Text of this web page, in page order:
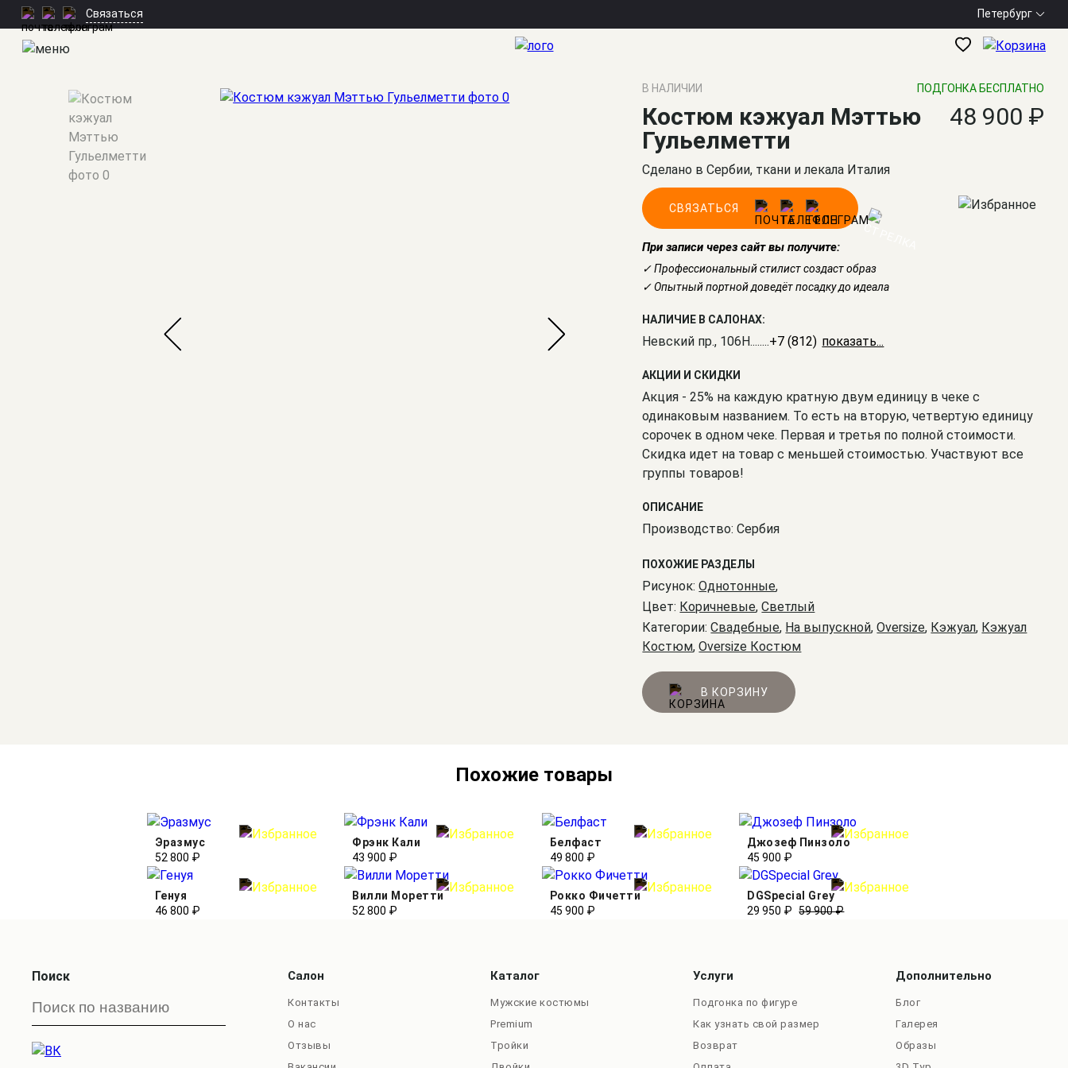
Связаться Петербург
Мужские костюмы
В НАЛИЧИИ ПОДГОНКА БЕСПЛАТНО
Костюм кэжуал Мэттью
Гульелметти
48 900 ₽
Сделано в Сербии, ткани и лекала Италия
СВЯЗАТЬСЯ
При записи через сайт вы получите:
✓ Профессиональный стилист создаст образ
✓ Опытный портной доведёт посадку до идеала
НАЛИЧИЕ В САЛОНАХ:
Невский пр., 106Н........+7 (812) 309-16-55
АКЦИИ И СКИДКИ
Акция - 25% на каждую кратную двум единицу в чеке с
одинаковым названием. То есть на вторую, четвертую единицу
сорочек в одном чеке. Первая и третья по полной стоимости.
Скидка идет на товар с меньшей стоимостью. Участвуют все
группы товаров!
ОПИСАНИЕ
Производство: Сербия
ПОХОЖИЕ РАЗДЕЛЫ
Рисунок:Однотонные,
Цвет: Коричневые,Светлый
Категории:Свадебные, На выпускной,Oversize, Кэжуал, Кэжуал
Костюм,Oversize Костюм
В КОРЗИНУ
Похожие товары
Эразмус
52 800 ₽
Фрэнк Кали
43 900 ₽
Белфаст
49 800 ₽
Джозеф Пинзоло
45 900 ₽
Генуя
46 800 ₽
Вилли Моретти
52 800 ₽
Рокко Фичетти
45 900 ₽
DGSpecial Grey
29 950 ₽ 59 900 ₽
Поиск Салон
Контакты
О нас
Отзывы
Каталог
Мужские костюмы
Premium
Тройки
Услуги
Подгонка по фигуре
Как узнать свой размер
Возврат
Дополнительно
Блог
Галерея
Образы